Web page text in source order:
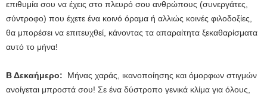
επιθυμία σου να έχεις στο πλευρό σου ανθρώπους (συνεργάτες,
σύντροφο) που έχετε ένα κοινό όραμα ή αλλιώς κοινές φιλοδοξίες,
θα μπορέσει να επιτευχθεί, κάνοντας τα απαραίτητα ξεκαθαρίσματα
αυτό το μήνα!
Β Δεκαήμερο: Μήνας χαράς, ικανοποίησης και όμορφων στιγμών
ανοίγεται μπροστά σου! Σε ένα δύστροπο γενικά κλίμα για όλους,